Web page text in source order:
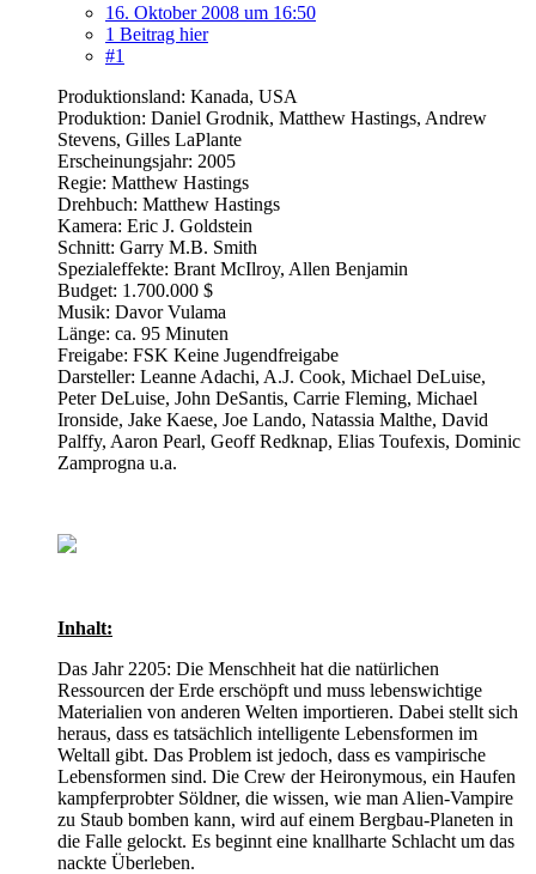
16. Oktober 2008 um 16:50
1 Beitrag hier
#1
Produktionsland: Kanada, USA
Produktion: Daniel Grodnik, Matthew Hastings, Andrew
Stevens, Gilles LaPlante
Erscheinungsjahr: 2005
Regie: Matthew Hastings
Drehbuch: Matthew Hastings
Kamera: Eric J. Goldstein
Schnitt: Garry M.B. Smith
Spezialeffekte: Brant McIlroy, Allen Benjamin
Budget: 1.700.000 $
Musik: Davor Vulama
Länge: ca. 95 Minuten
Freigabe: FSK Keine Jugendfreigabe
Darsteller: Leanne Adachi, A.J. Cook, Michael DeLuise,
Peter DeLuise, John DeSantis, Carrie Fleming, Michael
Ironside, Jake Kaese, Joe Lando, Natassia Malthe, David
Palffy, Aaron Pearl, Geoff Redknap, Elias Toufexis, Dominic
Zamprogna u.a.
Inhalt:
Das Jahr 2205: Die Menschheit hat die natürlichen
Ressourcen der Erde erschöpft und muss lebenswichtige
Materialien von anderen Welten importieren. Dabei stellt sich
heraus, dass es tatsächlich intelligente Lebensformen im
Weltall gibt. Das Problem ist jedoch, dass es vampirische
Lebensformen sind. Die Crew der Heironymous, ein Haufen
kampferprobter Söldner, die wissen, wie man Alien-Vampire
zu Staub bomben kann, wird auf einem Bergbau-Planeten in
die Falle gelockt. Es beginnt eine knallharte Schlacht um das
nackte Überleben.